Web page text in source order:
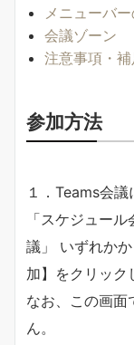
メニューバ
会議ゾーン
注意事項・補
参加方法
１．Teams会議
「スケジュー
議」 いずれか
加】をクリック
なお、この画面
ん。